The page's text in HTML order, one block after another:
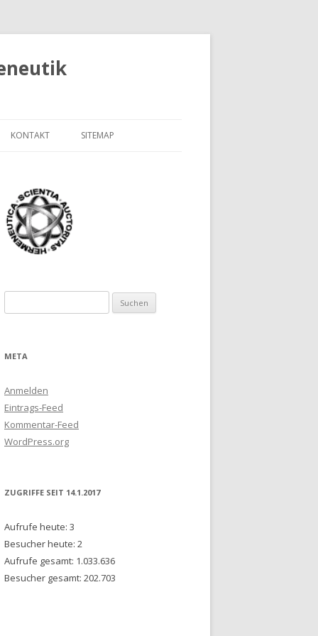
DER
DER
KONTAKT SITEMAP
nach:
META
Anmelden
Eintrags-Feed
Kommentar-Feed
WordPress.org
ZUGRIFFE SEIT 14.1.2017
Aufrufe heute: 3
Besucher heute: 2
Aufrufe gesamt: 1.033.636
Besucher gesamt: 202.703